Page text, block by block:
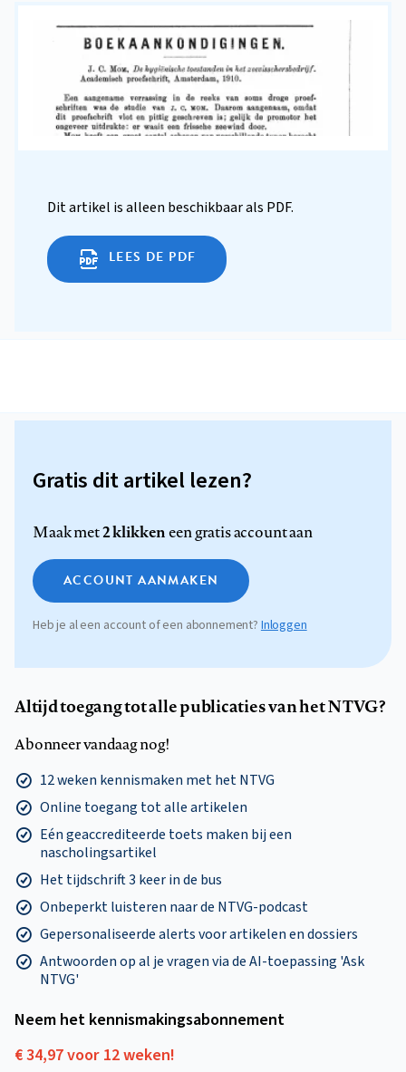
Dit artikel is alleen beschikbaar als PDF.
LEES DE PDF
Gratis dit artikel lezen?
Maak met2 klikkeneen gratis account aan
ACCOUNT AANMAKEN
Heb je al een account of een abonnement? Inloggen
Altijd toegang tot alle publicaties van het NTVG?
Abonneer vandaag nog!
12 weken kennismaken met het NTVG
Online toegang tot alle artikelen
Eén geaccrediteerde toets maken bij een
nascholingsartikel
Het tijdschrift 3 keer in de bus
Onbeperkt luisteren naar de NTVG-podcast
Gepersonaliseerde alerts voor artikelen en dossiers
Antwoorden op al je vragen via de AI-toepassing 'Ask
NTVG'
Neem het kennismakings­abonnement
€ 34,97 voor 12 weken!